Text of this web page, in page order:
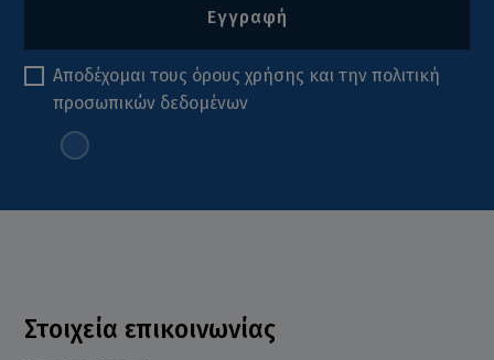
Εγγραφή
Αποδέχομαι τους όρους χρήσης και τηνπολιτική
προσωπικών δεδομένων
Στοιχεία επικοινωνίας